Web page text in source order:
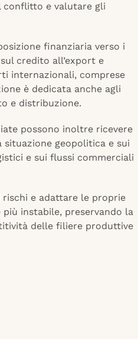
conflitto e valutare gli
finanziaria verso i
credito all’export e
internazionali, comprese
è dedicata anche agli
e distribuzione.
possono inoltre ricevere
situazione geopolitica e sui
e sui flussi commerciali
rischi e adattare le proprie
instabile, preservando la
delle filiere produttive